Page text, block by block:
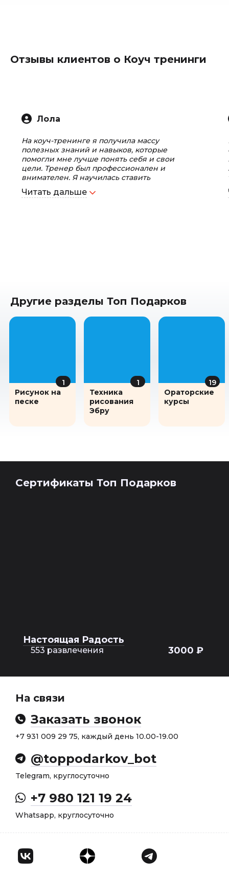
Отзывы клиентов о Коуч тренинги
Лола
На коуч-тренинге я получила массу
полезных знаний и навыков, которые
помогли мне лучше понять себя и свои
цели. Тренер был профессионален и
внимателен. Я научилась ставить
конкретные цели и разрабатывать
стратегии их достижения. Опыт работы с
Читать дальше
Другие разделы Топ Подарков
1
Рисунок на
песке
1
Техника
рисования
Эбру
19
Ораторские
курсы
Сертификаты Топ Подарков
Настоящая Радость
553 развлечения 3000 ₽
На связи
Заказать звонок
+7 931 009 29 75, каждый день 10.00-19.00
@toppodarkov_bot
Telegram, круглосуточно
+7 980 121 19 24
Whatsapp, круглосуточно